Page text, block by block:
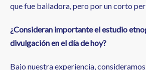
que fue bailadora, pero por un corto
¿Consideran importante el estudio
divulgación en eldía de hoy?
Bajo nuestra experiencia,